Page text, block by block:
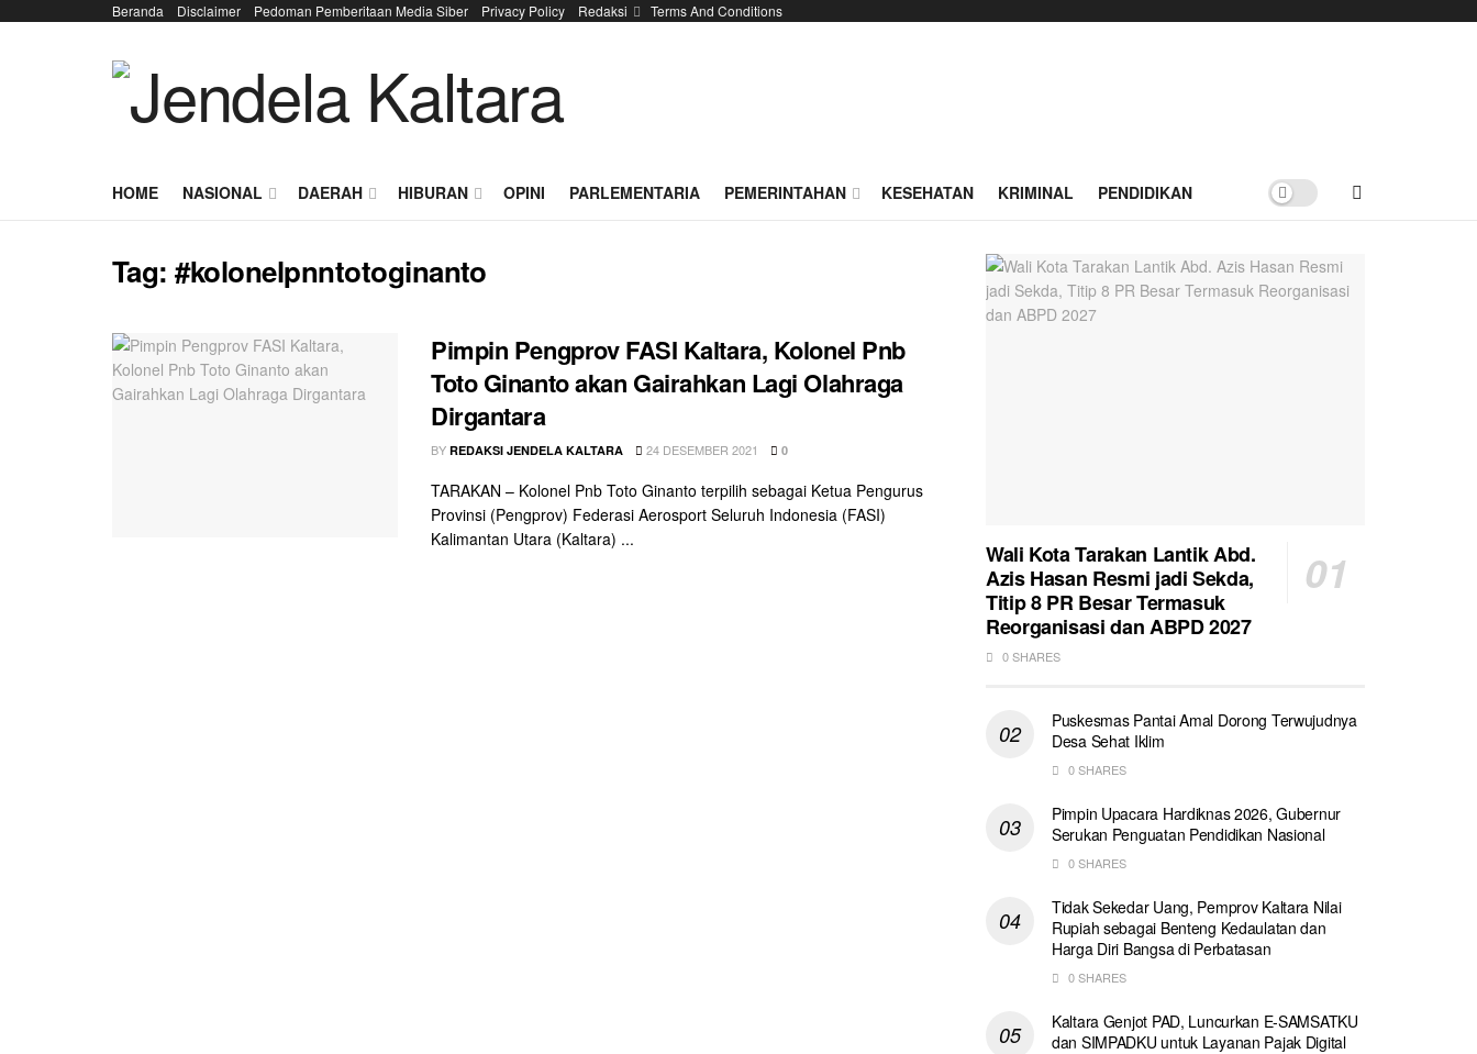
Beranda Disclaimer Pedoman Pemberitaan Media Siber Privacy Policy Redaksi Terms And Conditions
HOME NASIONAL DAERAH HIBURAN OPINI PARLEMENTARIA PEMERINTAHAN KESEHATAN KRIMINAL PENDIDIKAN
Tag:#kolonelpnntotoginanto
Pimpin Pengprov FASI Kaltara, Kolonel Pnb
Toto Ginanto akan Gairahkan Lagi Olahraga
Dirgantara
BY REDAKSI JENDELA KALTARA 24 DESEMBER 2021 0
TARAKAN – Kolonel Pnb Toto Ginanto terpilih sebagai Ketua Pengurus
Provinsi (Pengprov) Federasi Aerosport Seluruh Indonesia (FASI)
Kalimantan Utara (Kaltara) ...
Wali Kota Tarakan Lantik Abd.
Azis Hasan Resmi jadi Sekda,
Titip 8 PR Besar Termasuk
Reorganisasi dan ABPD 2027
0 SHARES
Puskesmas Pantai Amal Dorong Terwujudnya
Desa Sehat Iklim
0 SHARES
Pimpin Upacara Hardiknas 2026, Gubernur
Serukan Penguatan Pendidikan Nasional
0 SHARES
Tidak Sekedar Uang, Pemprov Kaltara Nilai
Rupiah sebagai Benteng Kedaulatan dan
Harga Diri Bangsa di Perbatasan
0 SHARES
Kaltara Genjot PAD, Luncurkan E-SAMSATKU
dan SIMPADKU untuk Layanan Pajak Digital